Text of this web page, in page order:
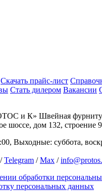
Скачать прайс-лист
Стать дилером Вакансии
и К» Швейная
шоссе, дом 132, строение
Выходные: суббота,
/Telegram /Max /
обработки
персональных данных